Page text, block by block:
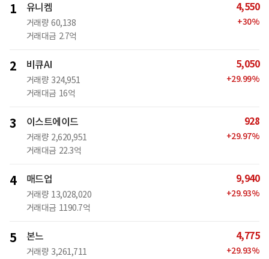
1 유니켐
거래량 60,138
거래대금 2.7억
4,550
+30%
2 비큐AI
거래량 324,951
거래대금 16억
5,050
+29.99%
3 이스트에이드
거래량 2,620,951
거래대금 22.3억
928
+29.97%
4 매드업
거래량 13,028,020
거래대금 1190.7억
9,940
+29.93%
5 본느
거래량 3,261,711
4,775
+29.93%